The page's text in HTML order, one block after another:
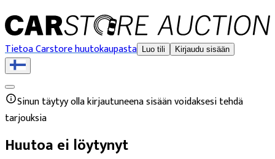
Tietoa Carstore huutokaupasta Luo tili Kirjaudu sisään
Sinun täytyy olla kirjautuneena sisään voidaksesi tehdä
tarjouksia
Huutoa ei löytynyt